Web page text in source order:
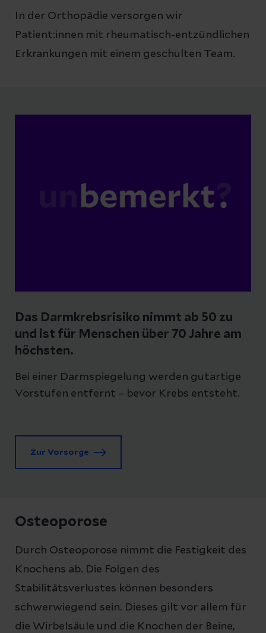
In der Orthopädie versorgen wir
Patient:innen mit rheumatisch-entzündlichen
Erkrankungen mit einem geschulten Team.
Das Darmkrebsrisiko nimmt ab 50 zu
und ist für Menschen über 70 Jahre am
höchsten.
Bei einer Darmspiegelung werden gutartige
Vorstufen entfernt – bevor Krebs entsteht.
Zur Vorsorge
Osteoporose
Durch Osteoporose nimmt die Festigkeit des
Knochens ab. Die Folgen des
Stabilitätsverlustes können besonders
schwerwiegend sein. Dieses gilt vor allem für
die Wirbelsäule und die Knochen der Beine,